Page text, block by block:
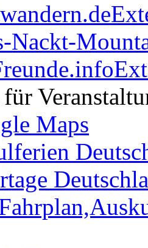
Nackt-
Maps